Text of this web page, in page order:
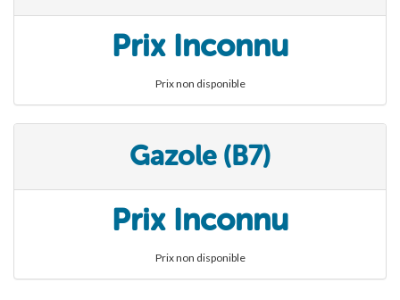
Prix Inconnu
Prix non disponible
Gazole (B7)
Prix Inconnu
Prix non disponible